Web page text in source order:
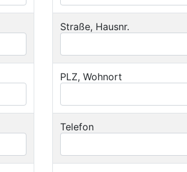
Straße, Hausnr.
PLZ, Wohnort
Telefon